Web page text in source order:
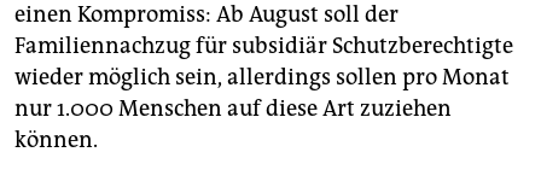
einen Kompromiss: Ab August soll der
Familiennachzug für subsidiär Schutzberechtigte
wieder möglich sein, allerdings sollen pro Monat
nur 1.000 Menschen auf diese Art zuziehen
können.